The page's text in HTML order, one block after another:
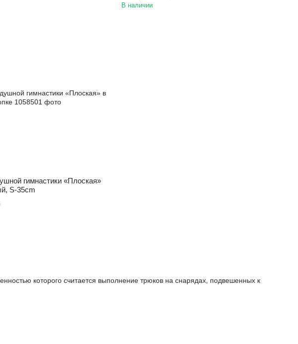
которого считается выполнение трюков на снарядах, подвешенных к
В наличии
гимнастики «Плоская»
S-35cm